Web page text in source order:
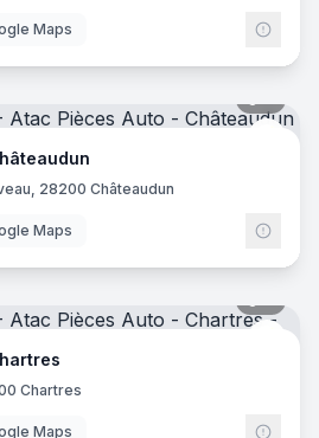
Maps
28200 Châteaudun
Maps
Chartres
Maps